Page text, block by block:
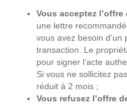
Vous acceptez l’offre
une lettre
vous avez besoin
transaction. Le
pour signer l’acte
Si vous ne sollicitez
réduit à 2 mois ;
Vous refusez l’offre